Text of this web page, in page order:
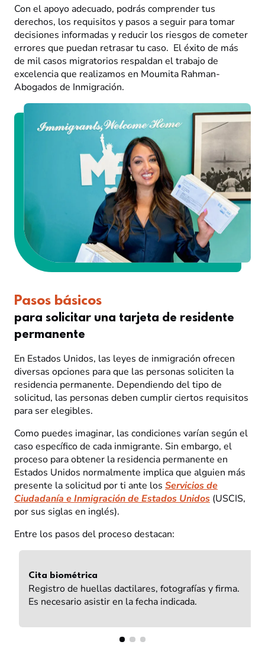
Con el apoyo adecuado, podrás comprender tus
derechos, los requisitos y pasos a seguir para tomar
decisiones informadas y reducir los riesgos de cometer
errores que puedan retrasar tu caso. El éxito de más
de mil casos migratorios respaldan el trabajo de
excelencia que realizamos en Moumita Rahman-
Abogados de Inmigración.
Pasos básicos
para solicitar una tarjeta de residente
permanente
En Estados Unidos, las leyes de inmigración ofrecen
diversas opciones para que las personas soliciten la
residencia permanente. Dependiendo del tipo de
solicitud, las personas deben cumplir ciertos requisitos
para ser elegibles.
Como puedes imaginar, las condiciones varían según el
caso específico de cada inmigrante. Sin embargo, el
proceso para obtener la residencia permanente en
Estados Unidos normalmente implica que alguien más
presente la solicitud por ti ante los Servicios de
Ciudadanía e Inmigración de Estados Unidos (USCIS,
por sus siglas en inglés).
Entre los pasos del proceso destacan:
Cita biométrica
Registro de huellas dactilares, fotografías y firma.
Es necesario asistir en la fecha indicada.